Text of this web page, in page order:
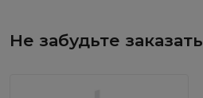
Не забудьте заказать